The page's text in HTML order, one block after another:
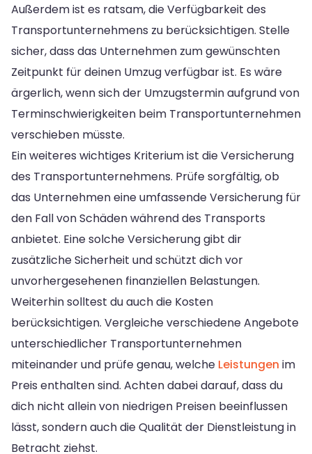
Außerdem ist es ratsam, die Verfügbarkeit des
Transportunternehmens zu berücksichtigen. Stelle
sicher, dass das Unternehmen zum gewünschten
Zeitpunkt für deinen Umzug verfügbar ist. Es wäre
ärgerlich, wenn sich der Umzugstermin aufgrund von
Terminschwierigkeiten beim Transportunternehmen
verschieben müsste.
Ein weiteres wichtiges Kriterium ist die Versicherung
des Transportunternehmens. Prüfe sorgfältig, ob
das Unternehmen eine umfassende Versicherung für
den Fall von Schäden während des Transports
anbietet. Eine solche Versicherung gibt dir
zusätzliche Sicherheit und schützt dich vor
unvorhergesehenen finanziellen Belastungen.
Weiterhin solltest du auch die Kosten
berücksichtigen. Vergleiche verschiedene Angebote
unterschiedlicher Transportunternehmen
miteinander und prüfe genau, welche Leistungen im
Preis enthalten sind. Achten dabei darauf, dass du
dich nicht allein von niedrigen Preisen beeinflussen
lässt, sondern auch die Qualität der Dienstleistung in
Betracht ziehst.